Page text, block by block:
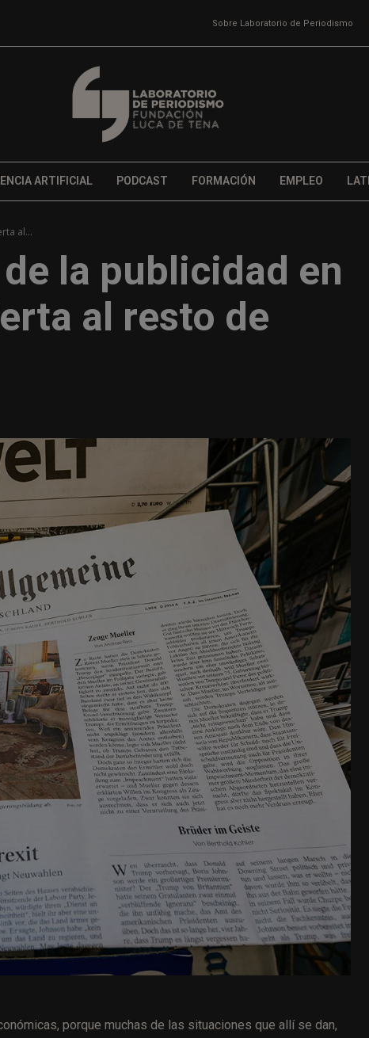
Sobre Laboratorio de Periodismo
ARTIFICIAL PODCAST FORMACIÓN EMPLEO
al...
la publicidad en
al resto de
porque muchas de las situaciones que allí se dan,